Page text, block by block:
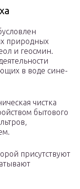
природных
и геосмин.
в воде сине-
чистка
бытового
присутствуют